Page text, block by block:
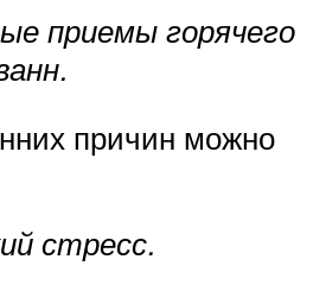
приемы горячего
причин можно
стресс.